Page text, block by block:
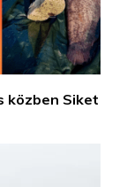
közben Siket